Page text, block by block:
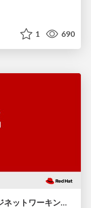
1 690
リアルとバーチャルを繋ぐエッジネットワーキング動向